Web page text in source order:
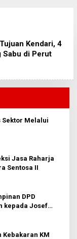
Kendari, 4
Sabu di Perut
Sektor Melalui
Jasa Raharja
Sentosa II
DPD
kepada Josef
KM